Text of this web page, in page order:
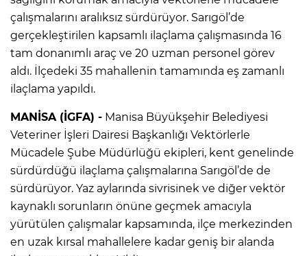
çalışmalarını aralıksız sürdürüyor. Sarıgöl’de
gerçekleştirilen kapsamlı ilaçlama çalışmasında 16
tam donanımlı araç ve 20 uzman personel görev
aldı. İlçedeki 35 mahallenin tamamında eş zamanlı
ilaçlama yapıldı.
MANİSA (İGFA) - Manisa Büyükşehir Belediyesi
Veteriner İşleri Dairesi Başkanlığı Vektörlerle
Mücadele Şube Müdürlüğü ekipleri, kent genelinde
sürdürdüğü ilaçlama çalışmalarına Sarıgöl’de de
sürdürüyor. Yaz aylarında sivrisinek ve diğer vektör
kaynaklı sorunların önüne geçmek amacıyla
yürütülen çalışmalar kapsamında, ilçe merkezinden
en uzak kırsal mahallelere kadar geniş bir alanda